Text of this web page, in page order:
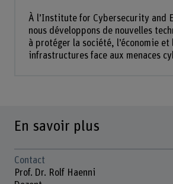
À l’Institute for Cybersecurity and
nous développons de nouvelles
à protéger la société, l’économie et
infrastructures face aux menaces
En savoir plus
Contact
Prof. Dr. Rolf Haenni